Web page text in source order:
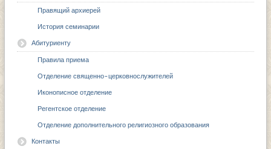
Правящий архиерей
История семинарии
Абитуриенту
Правила приема
Отделение священно-церковнослужителей
Иконописное отделение
Регентское отделение
Отделение дополнительного религиозного образования
Контакты